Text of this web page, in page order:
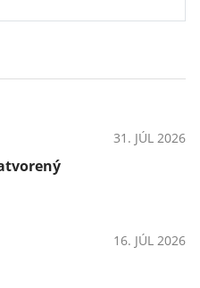
31. JÚL 2026
16. JÚL 2026